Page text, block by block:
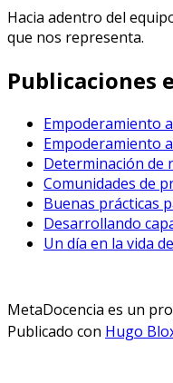
Hacia adentro del
que nos representa.
Publicaciones
Empoderamiento
Empoderamiento
Determinación de
Comunidades de
Buenas prácticas
Desarrollando
Un día en la vida
MetaDocencia es un
Publicado con Hugo